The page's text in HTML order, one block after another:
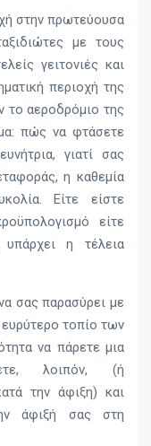
στην πρωτεύουσα
με τους
γειτονιές και
περιοχή της
το αεροδρόμιο της
πώς να φτάσετε
γιατί σας
η καθεμία
Είτε είστε
είτε
η τέλεια
σας παρασύρει με
τοπίο των
να πάρετε μια
λοιπόν, (ή
την άφιξη) και
άφιξή σας στη